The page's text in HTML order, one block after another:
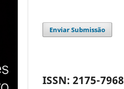
Enviar Submissão
ISSN: 2175-7968